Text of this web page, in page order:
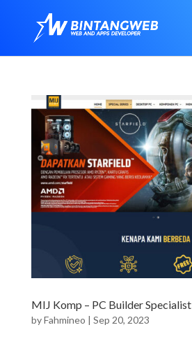
MIJ Komp – PC Builder Specialist
byFahmineo | Sep 20, 2023